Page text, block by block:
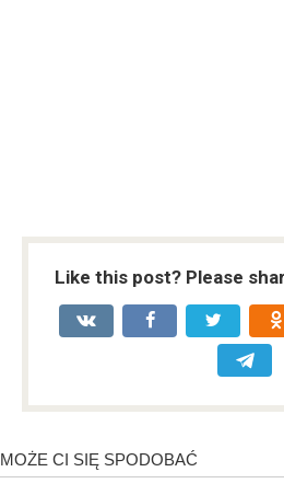
Like this post? Please